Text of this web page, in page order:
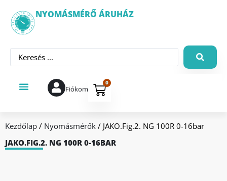
NYOMÁSMÉRŐ ÁRUHÁZ
Fiókom
0
Kezdőlap / Nyomásmérők / JAKO.Fig.2. NG 100R 0-16bar
JAKO.FIG.2. NG 100R 0-16BAR